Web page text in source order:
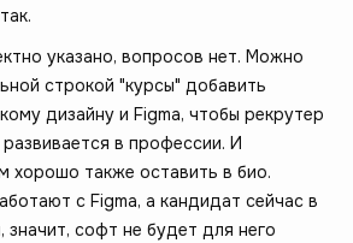
указано, вопросов нет. Можно
строкой "курсы" добавить
дизайну и Figma, чтобы рекрутер
в профессии. И
хорошо также оставить в био.
с Figma, а кандидат сейчас в
значит, софт не будет для него